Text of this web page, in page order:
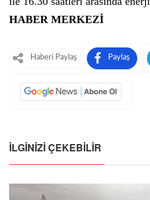
HABER MERKEZİ
Haberi Paylaş Paylaş
İLGINIZI ÇEKEBILIR